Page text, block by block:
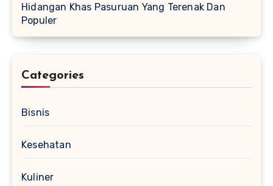
Hidangan Khas Pasuruan Yang Terenak Dan
Populer
Categories
Bisnis
Kesehatan
Kuliner